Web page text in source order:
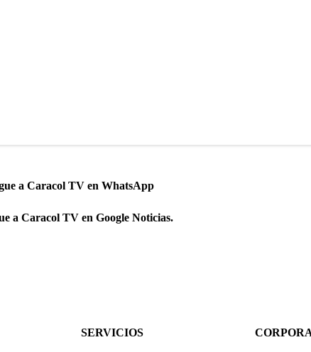
a Caracol TV en WhatsApp
a Caracol TV en Google Noticias.
SERVICIOS